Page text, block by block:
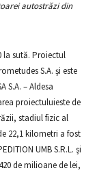
autostrăzi din
la sută. Proiectul
S.A. şi este
S.A. – Aldesa
proiectuluieste de
stadiul fizic al
22,1 kilometri a fost
UMB S.R.L. şi
de milioane de lei,